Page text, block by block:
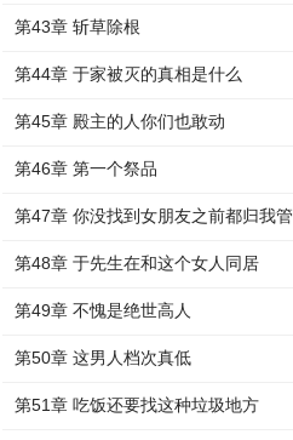
第43章 斩草除根
第44章 于家被灭的真相是什么
第45章 殿主的人你们也敢动
第46章 第一个祭品
第47章 你没找到女朋友之前都归我管
第48章 于先生在和这个女人同居
第49章 不愧是绝世高人
第50章 这男人档次真低
第51章 吃饭还要找这种垃圾地方